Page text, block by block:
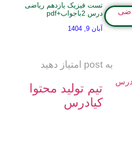
تست فیزیک یازدهم ریاضی
درس 2باجواب+pdf
آبان 9, 1404
به post امتیاز دهید
تیم تولید محتوا
کیادرس